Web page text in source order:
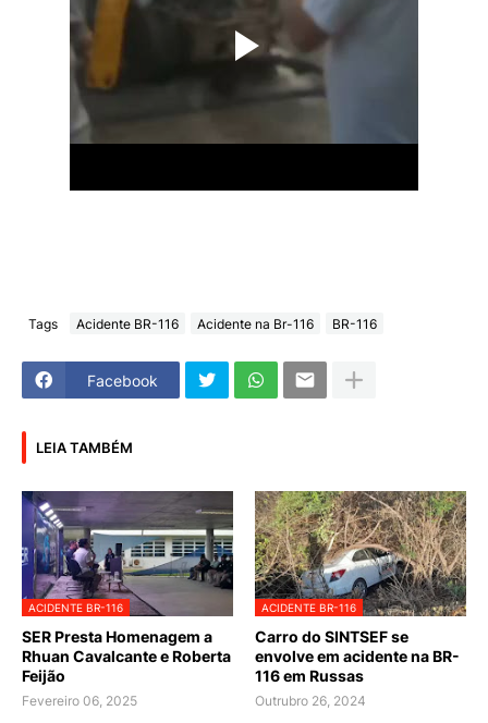
Tags Acidente BR-116 Acidente na Br-116 BR-116
Facebook
LEIA TAMBÉM
ACIDENTE BR-116
SER Presta Homenagem a
Rhuan Cavalcante e Roberta
Feijão
Fevereiro 06, 2025
ACIDENTE BR-116
Carro do SINTSEF se
envolve em acidente na BR-
116 em Russas
Outrubro 26, 2024